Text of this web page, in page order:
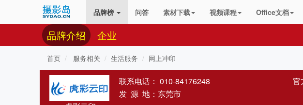
品牌榜 问答 素材下载 视频课程 Office文档
品牌介绍 企业
首页 服务相关 生活服务 网上冲印
联系电话： 010-84176248 官
发 源 地：东莞市